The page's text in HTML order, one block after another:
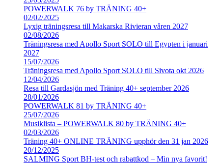
POWERWALK 76 by TRÄNING 40+
02/02/2025
Lyxig träningsresa till Makarska Rivieran våren 2027
02/08/2026
Träningsresa med Apollo Sport SOLO till Egypten i januari
2027
15/07/2026
Träningsresa med Apollo Sport SOLO till Sivota okt 2026
12/04/2026
Resa till Gardasjön med Träning 40+ september 2026
28/01/2026
POWERWALK 81 by TRÄNING 40+
25/07/2026
Musiklista – POWERWALK 80 by TRÄNING 40+
02/03/2026
Träning 40+ ONLINE TRÄNING upphör den 31 jan 2026
20/12/2025
SALMING Sport BH-test och rabattkod – Min nya favorit!